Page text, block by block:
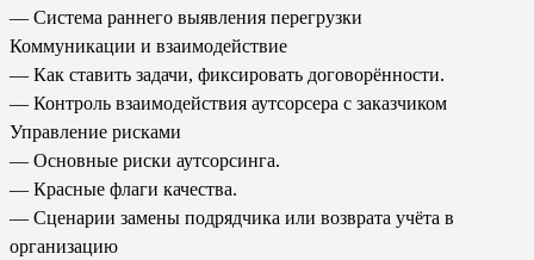
— Система раннего выявления перегрузки
Коммуникации и взаимодействие
— Как ставить задачи, фиксировать договорённости.
— Контроль взаимодействия аутсорсера с заказчиком
Управление рисками
— Основные риски аутсорсинга.
— Красные флаги качества.
— Сценарии замены подрядчика или возврата учёта в
организацию